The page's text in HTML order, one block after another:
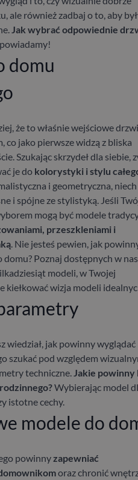
ale również zadbaj o to, aby
Jak wybrać odpowiednie
domu
że to właśnie wejściowe
co jako pierwsze widzą z bliska
Szukając skrzydeł dla siebie,
je do kolorystyki i stylu
i geometryczna, niech
i spójne ze stylistyką. Jeśli
mogą być modele
przeszkleniami i
. Nie jesteś pewien, jak
domu? Poznaj dostępnych w
modeli, w Twojej
kiełkować wizja modeli
wiedział, jak powinny wyglądać
szukać pod względem
techniczne.Jakie powinny
Wybierając model
istotne cechy.
modele do
powinnyzapewniać
oraz chronić